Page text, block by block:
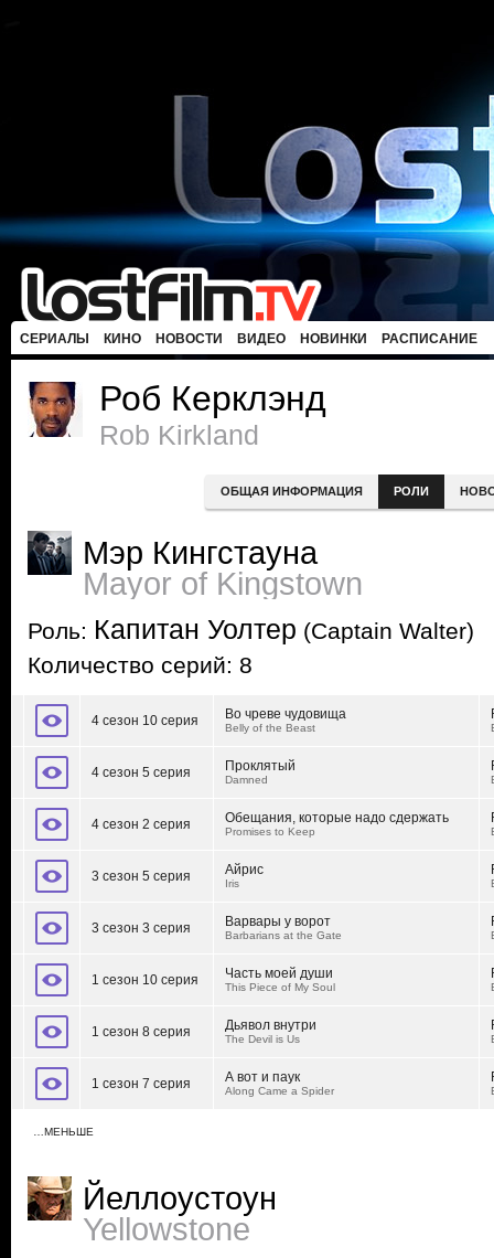
СЕРИАЛЫ КИНО НОВОСТИ ВИДЕО НОВИНКИ РАСПИСАНИЕ
Роб Керклэнд
Rob Kirkland
ОБЩАЯ ИНФОРМАЦИЯ РОЛИ
Мэр Кингстауна
Mayor of Kingstown
Роль: Капитан Уолтер (Captain Walter)
Количество серий: 8
4 сезон 10 серия Во чреве чудовища
Belly of the Beast
4 сезон 5 серия Проклятый
Damned
4 сезон 2 серия Обещания, которые надо сдержать
Promises to Keep
3 сезон 5 серия Айрис
Iris
3 сезон 3 серия Варвары у ворот
Barbarians at the Gate
1 сезон 10 серия Часть моей души
This Piece of My Soul
1 сезон 8 серия Дьявол внутри
The Devil is Us
1 сезон 7 серия А вот и паук
Along Came a Spider
…МЕНЬШЕ
Йеллоустоун
Yellowstone